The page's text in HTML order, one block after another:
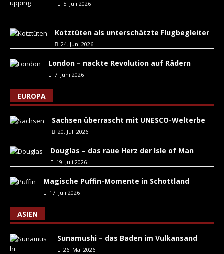
5. Juli 2026
Kotztüten als unterschätzte Flugbegleiter
24. Juni 2026
London – nackte Revolution auf Rädern
7. Juni 2026
EUROPA
Sachsen überrascht mit UNESCO-Welterbe
20. Juli 2026
Douglas – das raue Herz der Isle of Man
19. Juli 2026
Magische Puffin-Momente in Schottland
17. Juli 2026
ASIEN
Sunamushi – das Baden im Vulkansand
26. Mai 2026